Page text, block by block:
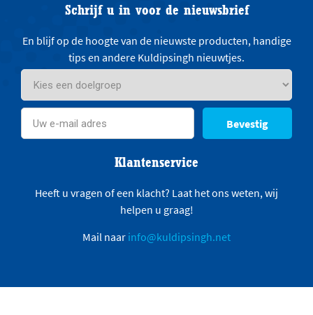
Schrijf u in voor de nieuwsbrief
En blijf op de hoogte van de nieuwste producten, handige
tips en andere Kuldipsingh nieuwtjes.
Bevestig
Klantenservice
Heeft u vragen of een klacht? Laat het ons weten, wij
helpen u graag!
Mail naar info@kuldipsingh.net